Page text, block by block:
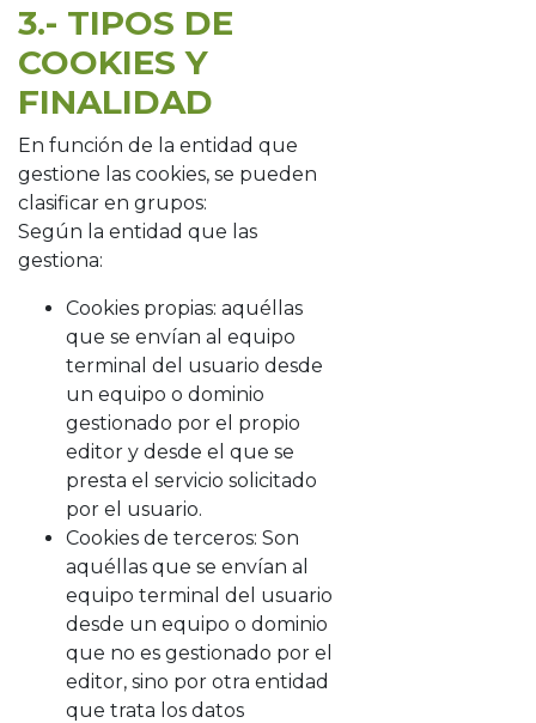
3.- TIPOS DE
COOKIES Y
FINALIDAD
En función de la entidad que
gestione las cookies, se pueden
clasificar en grupos:
Según la entidad que las
gestiona:
Cookies propias: aquéllas
que se envían al equipo
terminal del usuario desde
un equipo o dominio
gestionado por el propio
editor y desde el que se
presta el servicio solicitado
por el usuario.
Cookies de terceros: Son
aquéllas que se envían al
equipo terminal del usuario
desde un equipo o dominio
que no es gestionado por el
editor, sino por otra entidad
que trata los datos